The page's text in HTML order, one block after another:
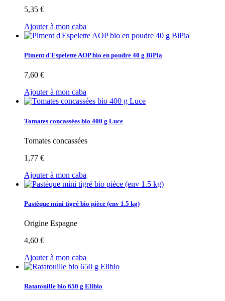
5,35 €
Ajouter à mon caba
Piment d'Espelette AOP bio en poudre 40 g BiPia
7,60 €
Ajouter à mon caba
Tomates concassées bio 400 g Luce
Tomates concassées
1,77 €
Ajouter à mon caba
Pastèque mini tigré bio pièce (env 1.5 kg)
Origine Espagne
4,60 €
Ajouter à mon caba
Ratatouille bio 650 g Elibio